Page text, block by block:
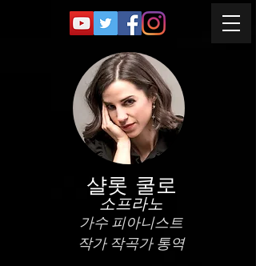
샬롯 쿨로
소프라노
가수 피아니스트
작가 작곡가 통역